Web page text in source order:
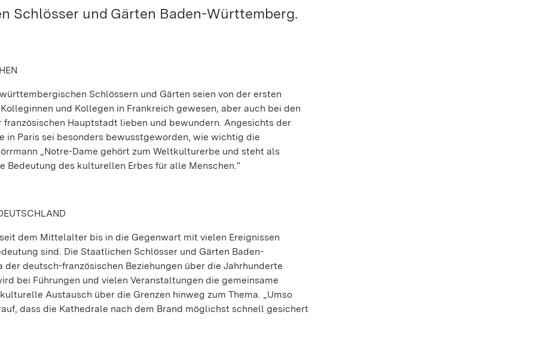
Schlösser und Gärten Baden-Württemberg.
Schlössern und Gärten seien von der ersten
und Kollegen in Frankreich gewesen, aber auch bei den
Hauptstadt lieben und bewundern. Angesichts der
in Paris sei besonders bewusstgeworden, wie wichtig die
„Notre-Dame gehört zum Weltkulturerbe und steht als
des kulturellen Erbes für alle Menschen.“
dem Mittelalter bis in die Gegenwart mit vielen Ereignissen
sind. Die Staatlichen Schlösser und Gärten Baden-
deutsch-französischen Beziehungen über die Jahrhunderte
bei Führungen und vielen Veranstaltungen die gemeinsame
Austausch über die Grenzen hinweg zum Thema. „Umso
dass die Kathedrale nach dem Brand möglichst schnell gesichert